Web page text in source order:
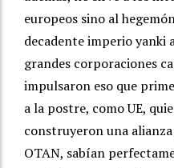
europeos sino al
decadente imperio yanki
grandes corporaciones
impulsaron eso que
a la postre, como UE,
construyeron una
OTAN, sabían